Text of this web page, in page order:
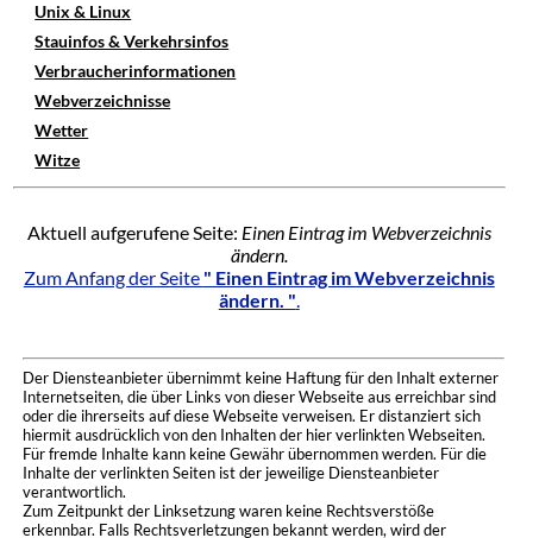
Unix & Linux
Stauinfos & Verkehrsinfos
Verbraucherinformationen
Webverzeichnisse
Wetter
Witze
Aktuell aufgerufene Seite: Einen Eintrag im Webverzeichnis
ändern.
Zum Anfang der Seite " Einen Eintrag im Webverzeichnis
ändern. ".
Der Diensteanbieter übernimmt keine Haftung für den Inhalt externer
Internetseiten, die über Links von dieser Webseite aus erreichbar sind
oder die ihrerseits auf diese Webseite verweisen. Er distanziert sich
hiermit ausdrücklich von den Inhalten der hier verlinkten Webseiten.
Für fremde Inhalte kann keine Gewähr übernommen werden. Für die
Inhalte der verlinkten Seiten ist der jeweilige Diensteanbieter
verantwortlich.
Zum Zeitpunkt der Linksetzung waren keine Rechtsverstöße
erkennbar. Falls Rechtsverletzungen bekannt werden, wird der